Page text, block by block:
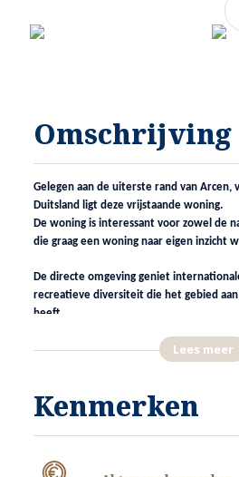
Omschrijving
Gelegen aan de uiterste rand van Arcen,
Duitsland ligt deze vrijstaande woning.
De woning is interessant voor zowel de
die graag een woning naar eigen inzicht
De directe omgeving geniet
recreatieve diversiteit die het gebied
heeft.
In een paar minuten bevindt u zich te
De authentieke dorpskern van Arcen is
gelegen (ca. 15 minuten fietsafstand).
Het centrum van Venlo bereikt u binnen
respectievelijk ca. 30 en 60 auto minuten
Lees meer
Kenmerken